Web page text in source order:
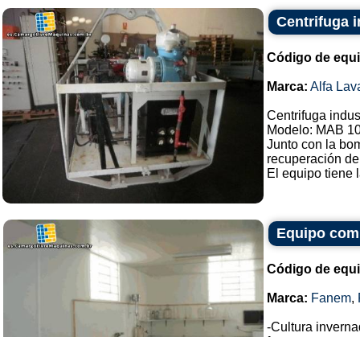
Centrifuga
Código de
Marca: Alfa
Centrifuga
Modelo: MAB
Junto con la
recuperación
El equipo tiene
Equipo
Código de
Marca: Fanem,
-Cultura